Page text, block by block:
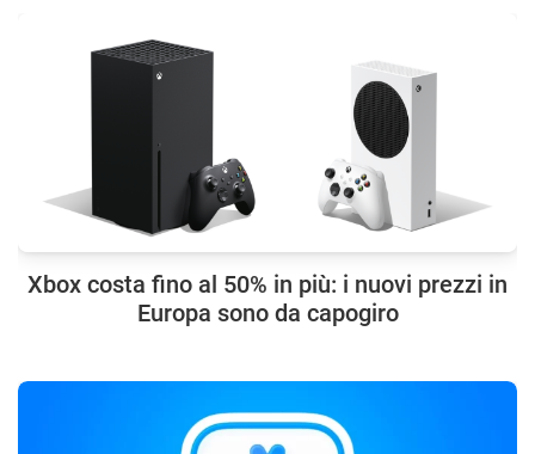
Xbox costa fino al 50% in più: i nuovi prezzi in
Europa sono da capogiro